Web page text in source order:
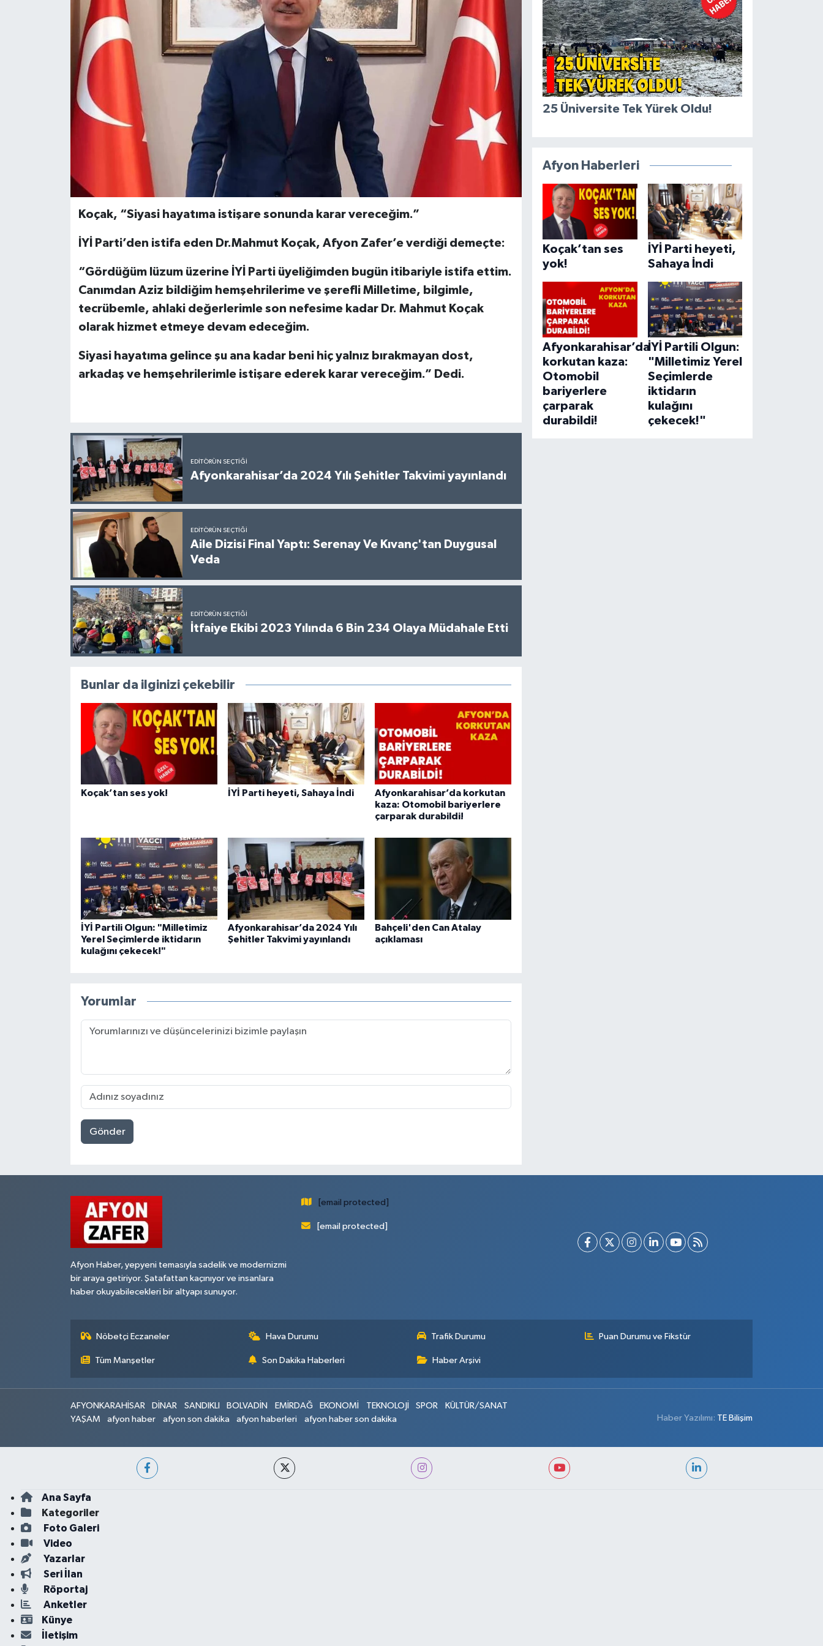
Koçak, “Siyasi hayatıma istişare sonunda karar vereceğim.”
İYİ Parti’den istifa eden Dr.Mahmut Koçak, Afyon Zafer’e verdiği demeçte:
“Gördüğüm lüzum üzerine İYİ Parti üyeliğimden bugün itibariyle istifa ettim.
Canımdan Aziz bildiğim hemşehrilerime ve şerefli Milletime, bilgimle,
tecrübemle, ahlaki değerlerimle son nefesime kadar Dr. Mahmut Koçak
olarak hizmet etmeye devam edeceğim.
Siyasi hayatıma gelince şu ana kadar beni hiç yalnız bırakmayan dost,
arkadaş ve hemşehrilerimle istişare ederek karar vereceğim.” Dedi.
EDITÖRÜN SEÇTIĞI
Afyonkarahisar’da 2024 Yılı Şehitler Takvimi yayınlandı
EDITÖRÜN SEÇTIĞI
Aile Dizisi Final Yaptı: Serenay Ve Kıvanç'tan Duygusal
Veda
EDITÖRÜN SEÇTIĞI
İtfaiye Ekibi 2023 Yılında 6 Bin 234 Olaya Müdahale Etti
Bunlar da ilginizi çekebilir
Koçak’tan ses yok! İYİ Parti heyeti, Sahaya İndi
Afyonkarahisar’da korkutan
kaza: Otomobil bariyerlere
çarparak durabildi!
İYİ Partili Olgun: "Milletimiz
Yerel Seçimlerde iktidarın
kulağını çekecek!"
Afyonkarahisar’da 2024 Yılı
Şehitler Takvimi yayınlandı
Bahçeli'den Can Atalay
açıklaması
Yorumlar
Gönder
25 Üniversite Tek Yürek Oldu!
Afyon Haberleri
Koçak’tan ses
yok!
İYİ Parti heyeti,
Sahaya İndi
Afyonkarahisar’da
korkutan kaza:
Otomobil
bariyerlere
çarparak
durabildi!
İYİ Partili Olgun:
"Milletimiz Yerel
Seçimlerde
iktidarın
kulağını
çekecek!"
Afyon Haber, yepyeni temasıyla sadelik ve modernizmi
bir araya getiriyor. Şatafattan kaçınıyor ve insanlara
haber okuyabilecekleri bir altyapı sunuyor.
[email protected]
[email protected]
Nöbetçi Eczaneler Hava Durumu Trafik Durumu Puan Durumu ve Fikstür
Tüm Manşetler Son Dakika Haberleri Haber Arşivi
AFYONKARAHİSAR DİNAR SANDIKLI BOLVADİN EMİRDAĞ EKONOMİ TEKNOLOJİ SPOR
KÜLTÜR/SANAT
YAŞAM
afyon haber afyon son dakika afyon haberleri afyon haber son dakika Haber Yazılımı: TE Bilişim
Ana Sayfa
Kategoriler
Foto Galeri
Video
Yazarlar
Seri İlan
Röportaj
Anketler
Künye
İletişim